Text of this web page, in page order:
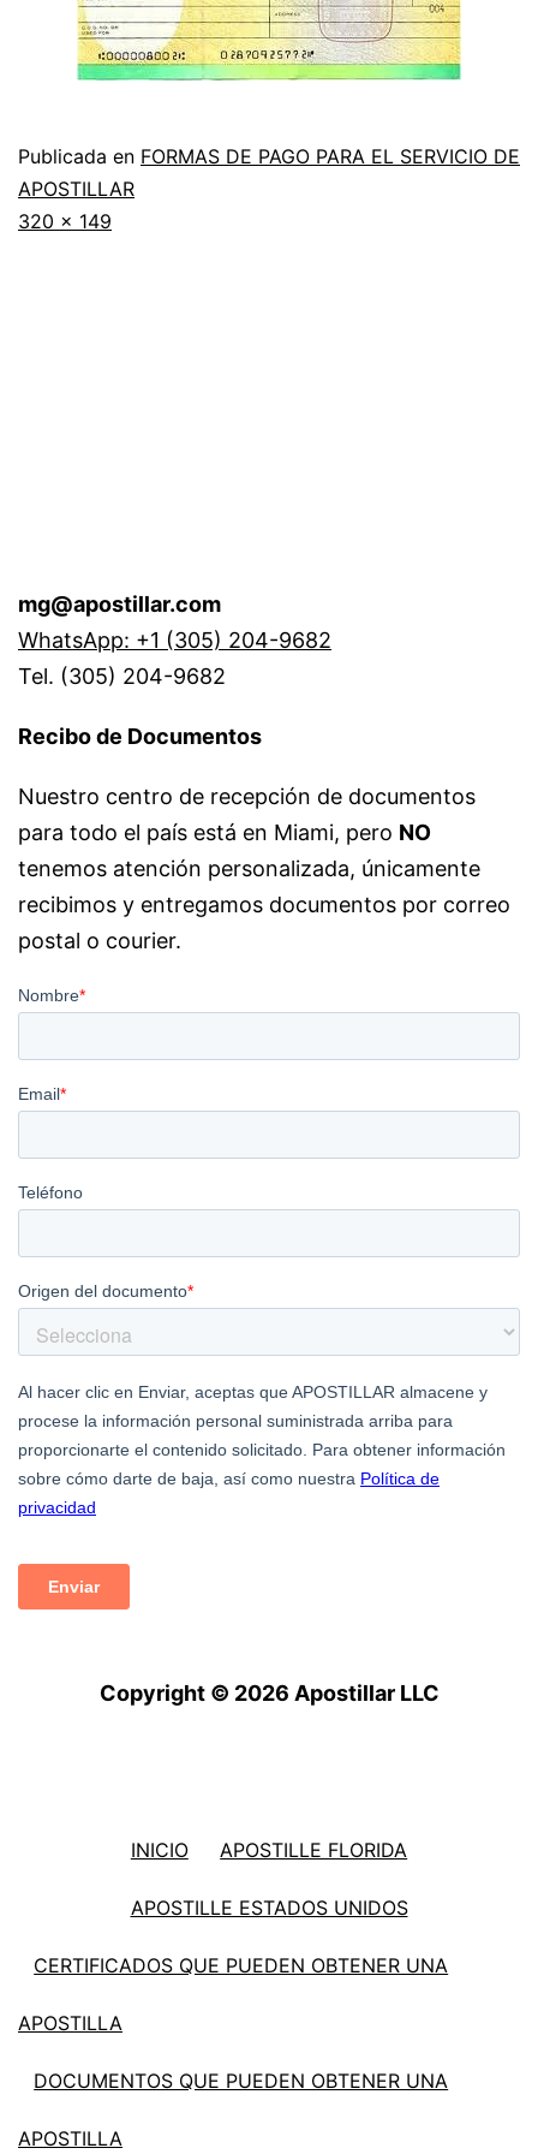
Publicada en FORMAS DE PAGO PARA EL SERVICIO DE
APOSTILLAR
Tamaño
320 × 149
mg@apostillar.com
WhatsApp: +1 (305) 204-9682
Tel. (305) 204-9682
Recibo de Documentos
Nuestro centro de recepción de documentos
para todo el país está en Miami, pero NO
tenemos atención personalizada, únicamente
recibimos y entregamos documentos por correo
postal o courier.
Copyright © 2026 Apostillar LLC
INICIO APOSTILLE FLORIDA
APOSTILLE ESTADOS UNIDOS
CERTIFICADOS QUE PUEDEN OBTENER UNA
APOSTILLA
DOCUMENTOS QUE PUEDEN OBTENER UNA
APOSTILLA